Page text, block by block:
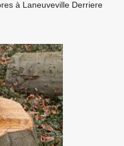
à Laneuveville Derriere